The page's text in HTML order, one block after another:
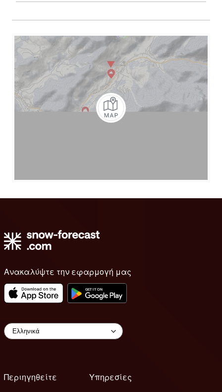
Ανακαλύψτε την εφαρμογή μας
Περιηγηθείτε
Υπηρεσίες